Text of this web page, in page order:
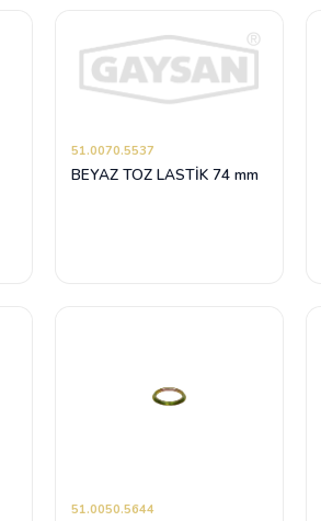
51.0070.5537
BEYAZ TOZ LASTİK 74 mm
51.0050.5644